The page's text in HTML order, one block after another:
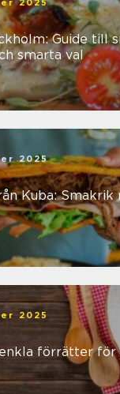
2025
Guide till
smarta val
2025
Kuba: Smakrik
2025
förrätter för